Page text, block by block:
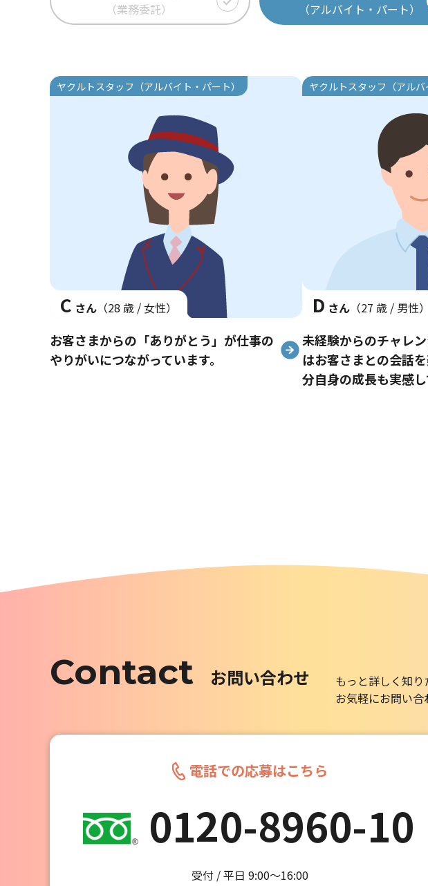
（業務委託）
（アルバイト・パート）
ヤクルトスタッフ（アルバイト・パート）
C さん （28 歳 / 女性）
お客さまからの「ありがとう」が仕事の
やりがいにつながっています。
ヤクルトスタッフ（アルバ
D さん （27 歳 / 男性）
未経験からのチャレ
はお客さまとの会話
分自身の成長も実感し
Contact お問い合わせ
もっと詳しく知
お気軽にお問い
電話での応募はこちら
0120-8960-10
受付 / 平日 9:00～16:00